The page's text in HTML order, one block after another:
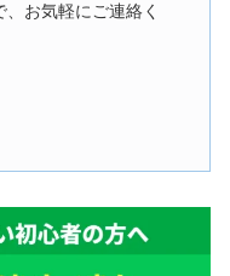
お気軽にご連絡く